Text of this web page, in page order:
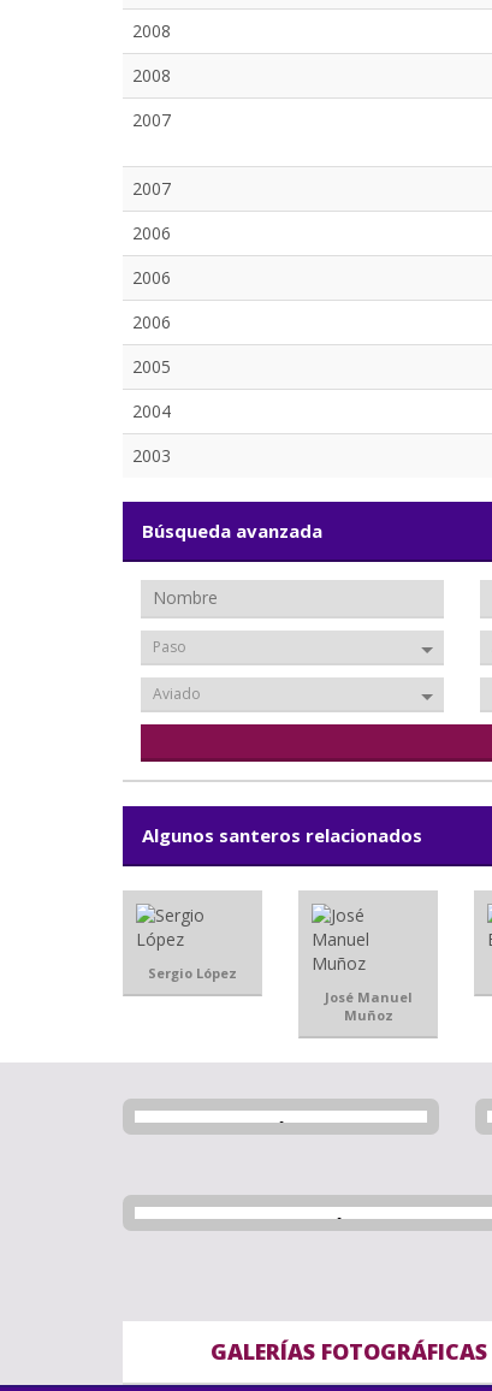
2008
2008
2007
2007
2006
2006
2006
2005
2004
2003
Búsqueda avanzada
Paso
Aviado
Algunos santeros relacionados
Sergio López
José Manuel
Muñoz
GALERÍAS FOTOGRÁFICAS